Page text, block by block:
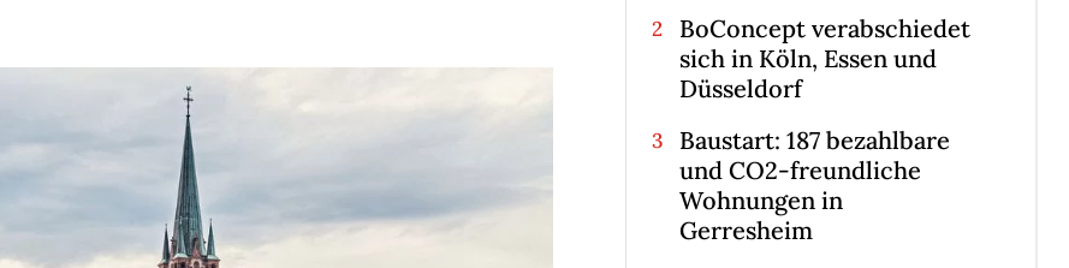
BoConcept verabschiedet
sich in Köln, Essen und
Düsseldorf
Baustart: 187 bezahlbare
und CO2-freundliche
Wohnungen in
Gerresheim